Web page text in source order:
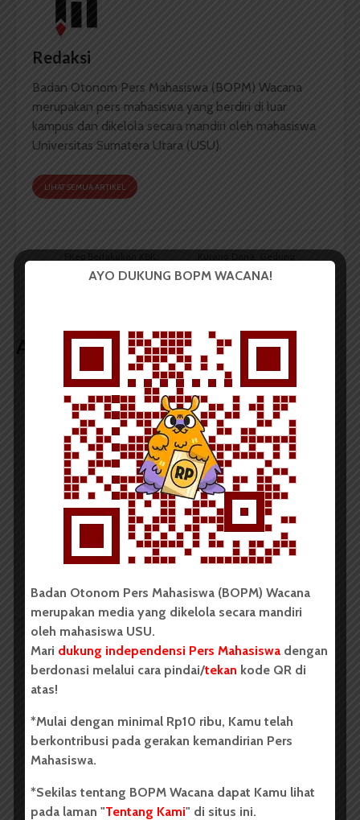
Redaksi
Badan Otonom Pers Mahasiswa (BOPM) Wacana
merupakan pers mahasiswa yang berdiri di luar
kampus dan dikelola secara mandiri oleh mahasiswa
Universitas Sumatera Utara (USU).
LIHAT SEMUA ARTIKEL
Mahasiswa Tanggapi
Baru FISIP dan FIB Jadi
Dua Tingkat
Artikel terkait lain
BERITA KAMPUS
BPDP Sosialisasikan Lomba Riset
Mahasiswa 2026, Dorong Inovasi
Penelitian dalam Sektor
Perkebunan
BERITA KAMPUS
Dua Mahasiswa Sastra Indonesia
USU Raih Juara di Festival Literasi
Sumatra Utara 2026
Oleh: Iyusarah Pakpahan USU, wacana.org – Dua...
AYO DUKUNG BOPM WACANA!
Badan Otonom Pers Mahasiswa (BOPM) Wacana
merupakan media yang dikelola secara mandiri
oleh mahasiswa USU.
Mari dukung independensi Pers Mahasiswa dengan
berdonasi melalui cara pindai/tekan kode QR di
atas!
*Mulai dengan minimal Rp10 ribu, Kamu telah
berkontribusi pada gerakan kemandirian Pers
Mahasiswa.
*Sekilas tentang BOPM Wacana dapat Kamu lihat
pada laman "Tentang Kami" di situs ini.